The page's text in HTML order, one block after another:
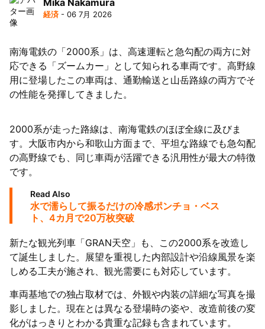
経済 - 06 7月 2026
南海電鉄の「2000系」は、高速運転と急勾配の両方に対
応できる「ズームカー」として知られる車両です。高野線
用に登場したこの車両は、通勤輸送と山岳路線の両方でそ
の性能を発揮してきました。
2000系が走った路線は、南海電鉄のほぼ全線に及びま
す。大阪市内から和歌山方面まで、平坦な路線でも急勾配
の高野線でも、同じ車両が活躍できる汎用性が最大の特徴
です。
Read Also
水で濡らして振るだけの冷感ポンチョ・ベス
ト、4カ月で20万枚突破
新たな観光列車「GRAN天空」も、この2000系を改造し
て誕生しました。展望を重視した内部設計や沿線風景を楽
しめる工夫が施され、観光需要にも対応しています。
車両基地での独占取材では、外観や内装の詳細な写真を撮
影しました。現在とは異なる登場時の姿や、改造前後の変
化がはっきりとわかる貴重な記録も含まれています。